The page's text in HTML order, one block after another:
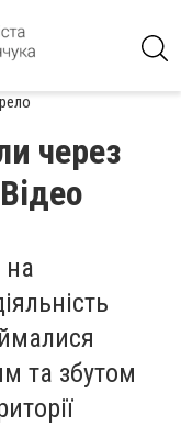
через
на
та збутом